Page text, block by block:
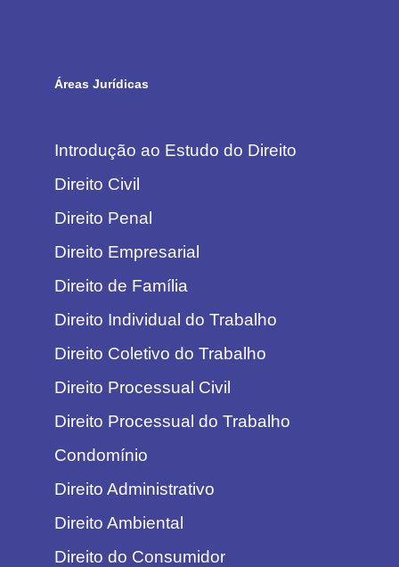
Áreas Jurídicas
Introdução ao Estudo do Direito
Direito Civil
Direito Penal
Direito Empresarial
Direito de Família
Direito Individual do Trabalho
Direito Coletivo do Trabalho
Direito Processual Civil
Direito Processual do Trabalho
Condomínio
Direito Administrativo
Direito Ambiental
Direito do Consumidor